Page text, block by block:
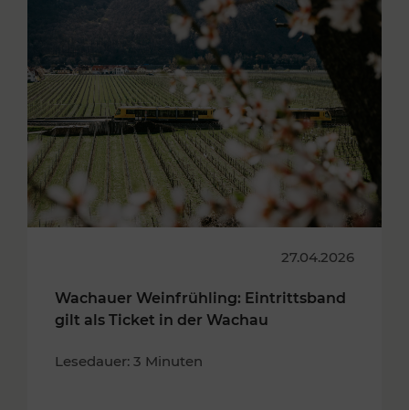
27.04.2026
Wachauer Weinfrühling: Eintrittsband
gilt als Ticket in der Wachau
Lesedauer: 3 Minuten